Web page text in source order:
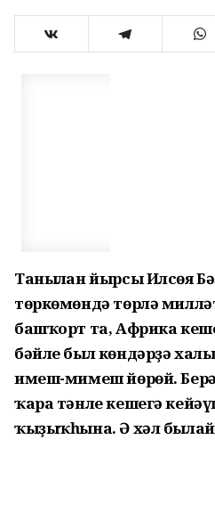
Танылған йырсы Илсөя
төркөмөндә төрлә
башҡорт та, Африка
бәйле был көндәрҙә
имеш-мимеш йөрөй.
ҡара тәнле кешегә
ҡыҙыҡһына. Ә хәл былай